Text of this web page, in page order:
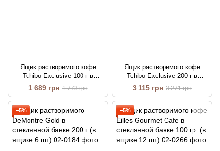
Ящик растворимого кофе
Tchibo Exclusive 100 г в
стеклянной банке (в ящике 6
шт.)
1 689 грн 1 773 грн
Ящик растворимого кофе
Tchibo Exclusive 200 г в
стеклянной банке (в ящике 6
3 115 грн 3 271 грн
−5% −5%